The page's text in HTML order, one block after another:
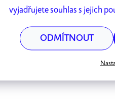
vyjadřujete souhlas s jejich
ODMÍTNOUT